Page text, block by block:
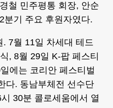
철 민주평통 회장, 안순
분기 주요 후원자였다.
7월 11일 차세대 테드
, 8월 29일 K-팝 페스티
에는 코리안 페스티벌
다. 동남부체전 선수단
30분 콜로세움에서 열